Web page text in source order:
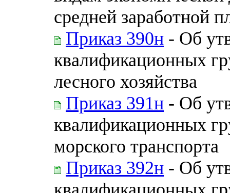
средней заработной
Приказ 390н - Об
квалификационных
лесного хозяйства
Приказ 391н - Об
квалификационных
морского транспорта
Приказ 392н - Об